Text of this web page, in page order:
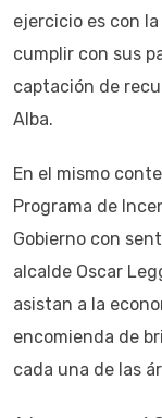
ejercicio es con
cumplir con sus
captación de
Alba.
En el mismo
Programa de
Gobierno con
alcalde Oscar
asistan a la
encomienda de
cada una de las